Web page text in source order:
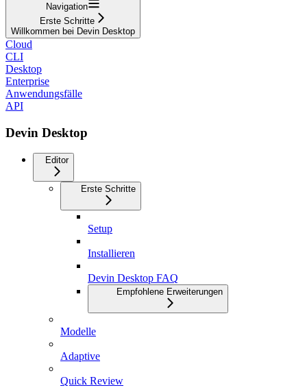
Navigation
Erste Schritte
Willkommen bei Devin Desktop
Cloud
CLI
Desktop
Enterprise
Anwendungsfälle
API
Devin Desktop
Editor
Erste Schritte
Setup
Installieren
Devin Desktop FAQ
Empfohlene Erweiterungen
Modelle
Adaptive
Quick Review